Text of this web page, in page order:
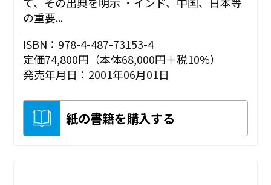
の重要...
ISBN：978-4-487-73153-4
定価74,800円（本体68,000円＋税10%）
発売年月日：2001年06月01日
紙の書籍を購入する